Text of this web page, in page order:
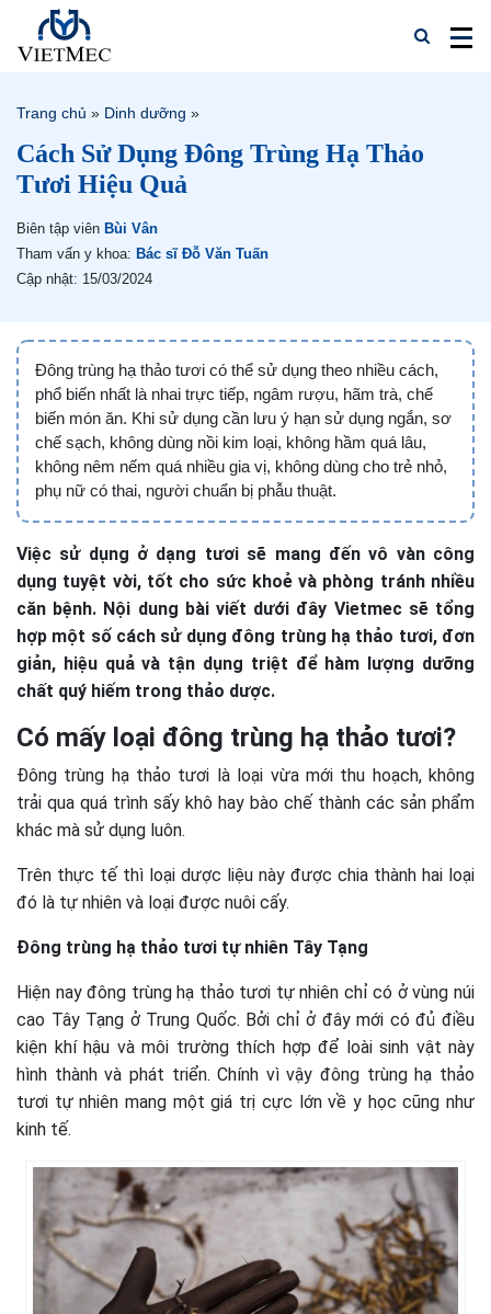
Trang chủ » Dinh dưỡng »
Cách Sử Dụng Đông Trùng Hạ Thảo
Tươi Hiệu Quả
Biên tập viên Bùi Vân
Tham vấn y khoa: Bác sĩ Đỗ Văn Tuấn
Cập nhật: 15/03/2024
Đông trùng hạ thảo tươi có thể sử dụng theo nhiều cách,
phổ biến nhất là nhai trực tiếp, ngâm rượu, hãm trà, chế
biến món ăn. Khi sử dụng cần lưu ý hạn sử dụng ngắn, sơ
chế sạch, không dùng nồi kim loại, không hầm quá lâu,
không nêm nếm quá nhiều gia vị, không dùng cho trẻ nhỏ,
phụ nữ có thai, người chuẩn bị phẫu thuật.
Việc sử dụng ở dạng tươi sẽ mang đến vô vàn công
dụng tuyệt vời, tốt cho sức khoẻ và phòng tránh nhiều
căn bệnh. Nội dung bài viết dưới đây Vietmec sẽ tổng
hợp một số cách sử dụng đông trùng hạ thảo tươi, đơn
giản, hiệu quả và tận dụng triệt để hàm lượng dưỡng
chất quý hiếm trong thảo dược.
Có mấy loại đông trùng hạ thảo tươi?
Đông trùng hạ thảo tươi là loại vừa mới thu hoạch, không
trải qua quá trình sấy khô hay bào chế thành các sản phẩm
khác mà sử dụng luôn.
Trên thực tế thì loại dược liệu này được chia thành hai loại
đó là tự nhiên và loại được nuôi cấy.
Đông trùng hạ thảo tươi tự nhiên Tây Tạng
Hiện nay đông trùng hạ thảo tươi tự nhiên chỉ có ở vùng núi
cao Tây Tạng ở Trung Quốc. Bởi chỉ ở đây mới có đủ điều
kiện khí hậu và môi trường thích hợp để loài sinh vật này
hình thành và phát triển. Chính vì vậy đông trùng hạ thảo
tươi tự nhiên mang một giá trị cực lớn về y học cũng như
kinh tế.